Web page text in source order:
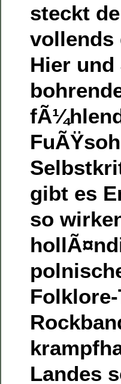
steckt
vollends
Hier
gibt es
so
Landes